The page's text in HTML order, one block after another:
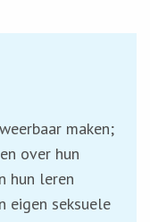
maken;
over hun
hun leren
eigen seksuele